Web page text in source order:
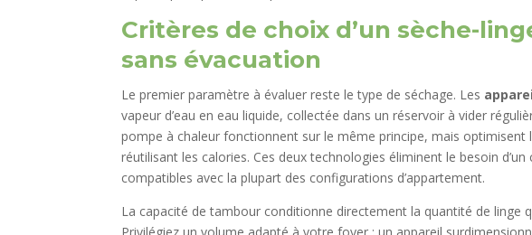
Critères de choix d’un sèche-
sans évacuation
Le premier paramètre à évaluer reste le type de séchage. Les
vapeur d’eau en eau liquide, collectée dans un réservoir à vider
pompe à chaleur fonctionnent sur le même principe, mais optimisent
réutilisant les calories. Ces deux technologies éliminent le besoin
compatibles avec la plupart des configurations d’appartement.
La capacité de tambour conditionne directement la quantité de linge
Privilégiez un volume adapté à votre foyer : un appareil